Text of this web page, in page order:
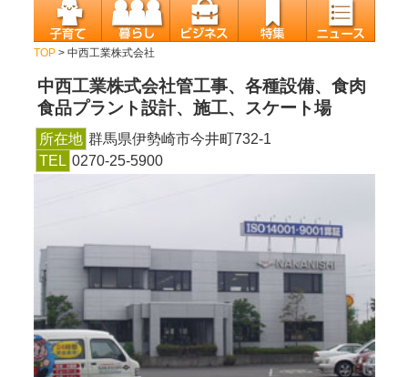
TOP> 中西工業株式会社
中西工業株式会社管工事、各種設備、食肉
食品プラント設計、施工、スケート場
所在地 群馬県伊勢崎市今井町732-1
TEL 0270-25-5900